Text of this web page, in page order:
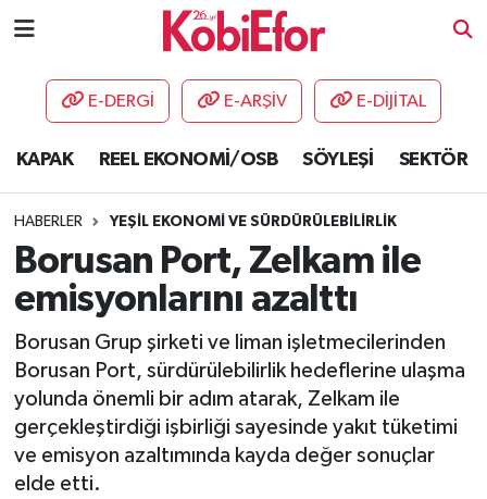
E-DERGİ E-ARŞİV E-DİJİTAL
KAPAK REEL EKONOMİ/OSB SÖYLEŞİ SEKTÖR
HABERLER YEŞİL EKONOMİ VE SÜRDÜRÜLEBİLİRLİK
Borusan Port, Zelkam ile
emisyonlarını azalttı
Borusan Grup şirketi ve liman işletmecilerinden
Borusan Port, sürdürülebilirlik hedeflerine ulaşma
yolunda önemli bir adım atarak, Zelkam ile
gerçekleştirdiği işbirliği sayesinde yakıt tüketimi
ve emisyon azaltımında kayda değer sonuçlar
elde etti.
AKADEMİ
DESTEK-TEŞVİK
GÜNCEL
HABERLER
KAPAK
OSB